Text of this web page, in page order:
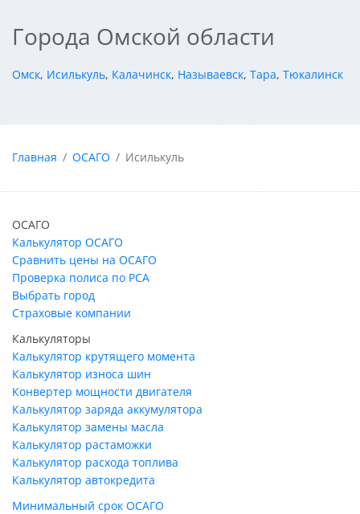
Города Омской области
Омск, Исилькуль, Калачинск, Называевск, Тара, Тюкалинск
Главная ОСАГО Исилькуль
ОСАГО
Калькулятор ОСАГО
Сравнить цены на ОСАГО
Проверка полиса по РСА
Выбрать город
Страховые компании
Калькуляторы
Калькулятор крутящего момента
Калькулятор износа шин
Конвертер мощности двигателя
Калькулятор заряда аккумулятора
Калькулятор замены масла
Калькулятор растаможки
Калькулятор расхода топлива
Калькулятор автокредита
Минимальный срок ОСАГО